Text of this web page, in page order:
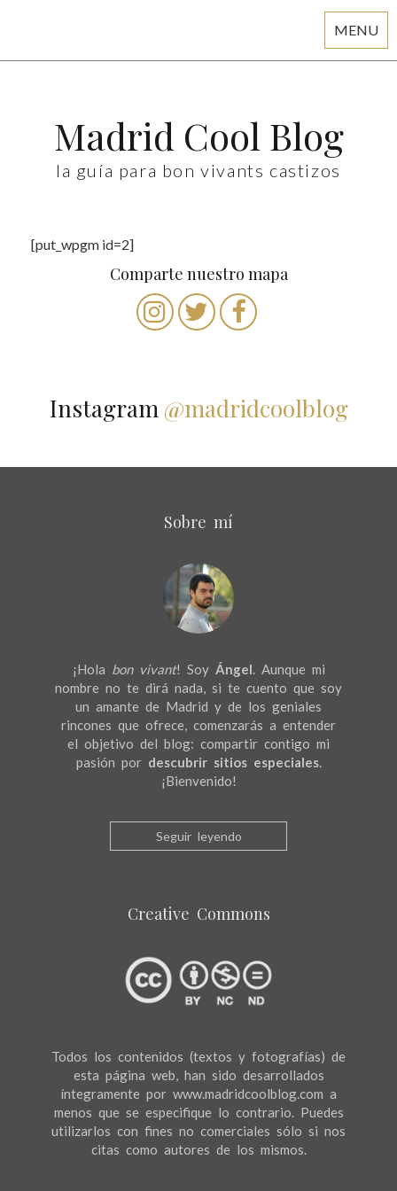
MENU
Madrid Cool Blog
la guía para bon vivants castizos
[put_wpgm id=2]
Comparte nuestro mapa
Instagram @madridcoolblog
Sobre mí
¡Hola bon vivant! Soy Ángel. Aunque mi
nombre no te dirá nada, si te cuento que soy
un amante de Madrid y de los geniales
rincones que ofrece, comenzarás a entender
el objetivo del blog: compartir contigo mi
pasión por descubrir sitios especiales.
¡Bienvenido!
Seguir leyendo
Creative Commons
Todos los contenidos (textos y fotografías) de
esta página web, han sido desarrollados
íntegramente por www.madridcoolblog.com a
menos que se especifique lo contrario. Puedes
utilizarlos con fines no comerciales sólo si nos
citas como autores de los mismos.